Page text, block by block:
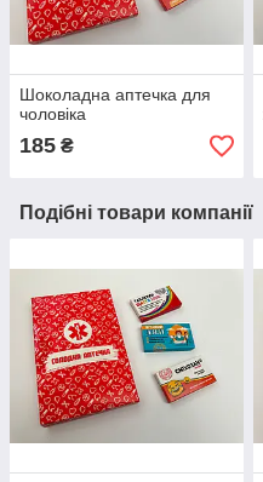
Шоколадна аптечка для
чоловіка
185 ₴
Подібні товари компанії